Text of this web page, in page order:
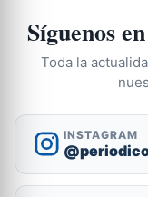
Síguenos
Toda la
INSTAGRAM